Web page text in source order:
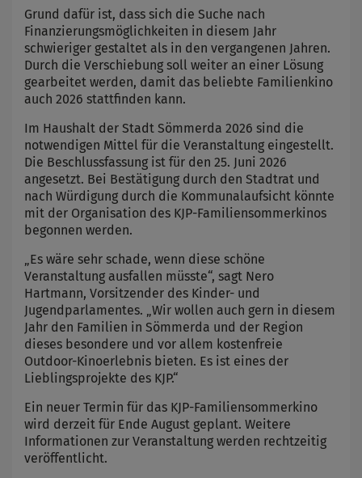
Grund dafür ist, dass sich die Suche nach
Finanzierungsmöglichkeiten in diesem Jahr
schwieriger gestaltet als in den vergangenen Jahren.
Durch die Verschiebung soll weiter an einer Lösung
gearbeitet werden, damit das beliebte Familienkino
auch 2026 stattfinden kann.
Im Haushalt der Stadt Sömmerda 2026 sind die
notwendigen Mittel für die Veranstaltung eingestellt.
Die Beschlussfassung ist für den 25. Juni 2026
angesetzt. Bei Bestätigung durch den Stadtrat und
nach Würdigung durch die Kommunalaufsicht könnte
mit der Organisation des KJP-Familiensommerkinos
begonnen werden.
„Es wäre sehr schade, wenn diese schöne
Veranstaltung ausfallen müsste“, sagt Nero
Hartmann, Vorsitzender des Kinder- und
Jugendparlamentes. „Wir wollen auch gern in diesem
Jahr den Familien in Sömmerda und der Region
dieses besondere und vor allem kostenfreie
Outdoor-Kinoerlebnis bieten. Es ist eines der
Lieblingsprojekte des KJP.“
Ein neuer Termin für das KJP-Familiensommerkino
wird derzeit für Ende August geplant. Weitere
Informationen zur Veranstaltung werden rechtzeitig
veröffentlicht.